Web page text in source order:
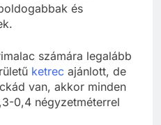
és
számára legalább
ketrec ajánlott, de
van, akkor minden
0,4 négyzetméterrel